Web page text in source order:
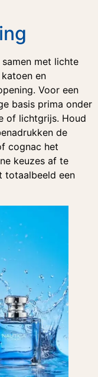
met lichte
en
Voor een
basis prima onder
of lichtgrijs. Houd
de
cognac het
keuzes af te
totaalbeeld een